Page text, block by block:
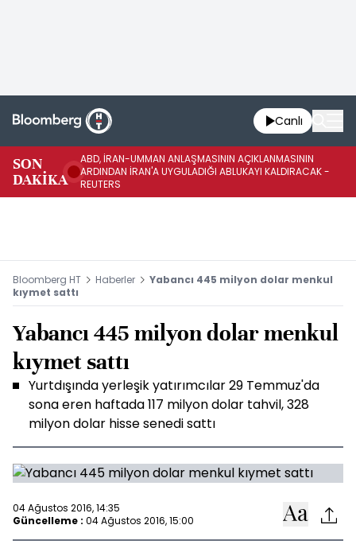
Canlı
SON
DAKİKA
ABD, İRAN-UMMAN ANLAŞMASININ AÇIKLANMASININ
ARDINDAN İRAN'A UYGULADIĞI ABLUKAYI KALDIRACAK -
REUTERS
Bloomberg HT Haberler
Yabancı 445 milyon dolar menkul
kıymet sattı
Yabancı 445 milyon dolar menkul
kıymet sattı
Yurtdışında yerleşik yatırımcılar 29 Temmuz'da
sona eren haftada 117 milyon dolar tahvil, 328
milyon dolar hisse senedi sattı
04 Ağustos 2016, 14:35
Güncelleme : 04 Ağustos 2016, 15:00